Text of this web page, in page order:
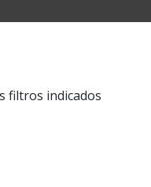
filtros indicados